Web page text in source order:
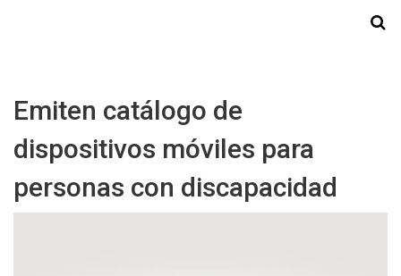
Emiten catálogo de
dispositivos móviles para
personas con discapacidad